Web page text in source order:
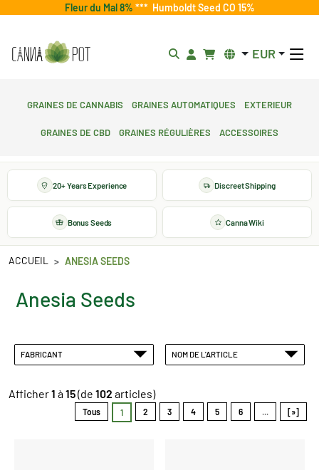
Fleur du Mal 8% *** Humboldt Seed CO 15%
EUR
Graines de cannabis Graines automatiques
Exterieur
Graines de CBD Graines régulières Accessoires
20+ Years Experience Discreet Shipping
Bonus Seeds Canna Wiki
ACCUEIL ANESIA SEEDS
Anesia Seeds
FABRICANT NOM DE L'ARTICLE
Afficher1 à15(de 102 articles)
Tous 1 2 3 4 5 6 [»]